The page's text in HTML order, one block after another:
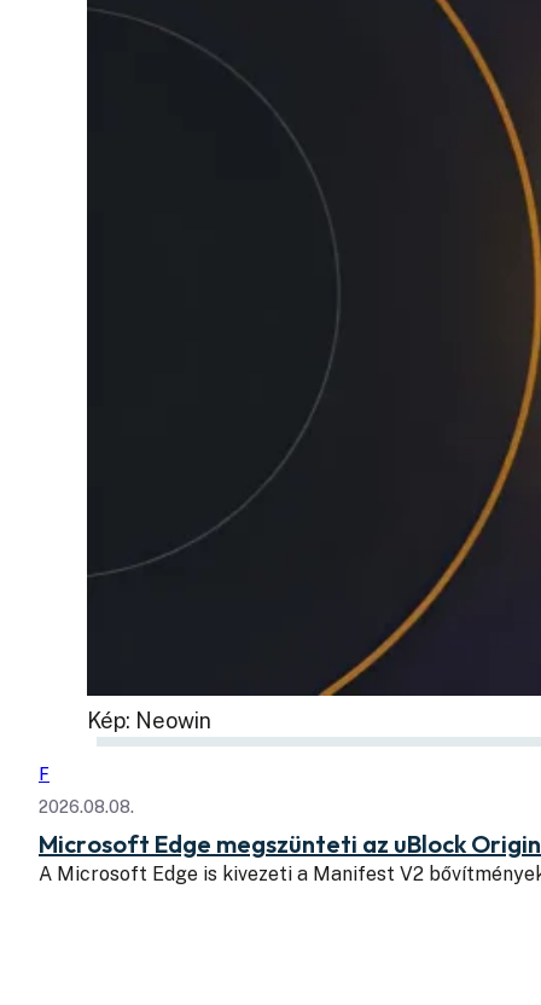
Kép: Neowin
F
2026.08.08.
Microsoft Edge megszünteti az uBlock
A Microsoft Edge is kivezeti a Manifest V2